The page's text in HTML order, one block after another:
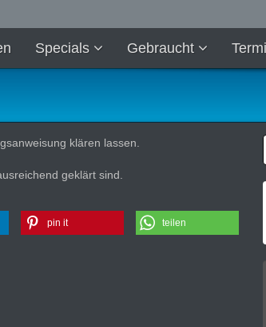
Specials Gebraucht
klären lassen.
geklärt sind.
pin it teilen